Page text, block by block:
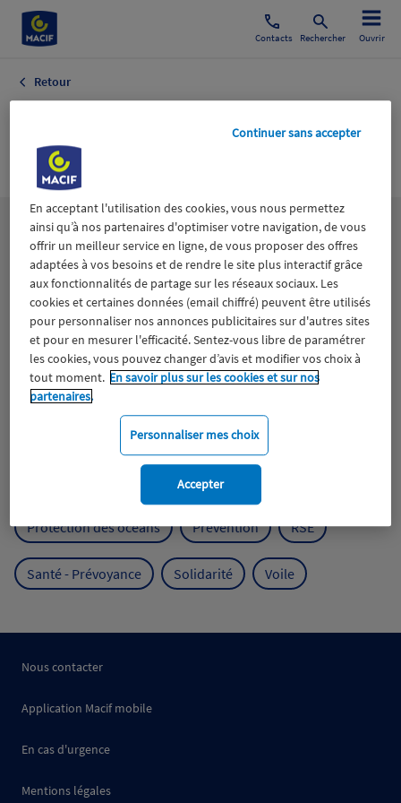
Contacts Rechercher Ouvrir
Retour
SPORT
Lesthématiques
Aidants Catastrophes naturelles Climat
Engagement Epargne ESS
Expérience clients Fondation Macif Jeunesse
Mutualisme
Protection de l'environnement
Protection des océans Prévention RSE
Santé - Prévoyance Solidarité Voile
Nous contacter
Application Macif mobile
En cas d'urgence
Mentions légales
En acceptant l'utilisation des cookies, vous nous permettez
ainsi qu’à nos partenaires d'optimiser votre navigation, de vous
offrir un meilleur service en ligne, de vous proposer des offres
adaptées à vos besoins et de rendre le site plus interactif grâce
aux fonctionnalités de partage sur les réseaux sociaux. Les
cookies et certaines données (email chiffré) peuvent être utilisés
pour personnaliser nos annonces publicitaires sur d'autres sites
et pour en mesurer l'efficacité. Sentez-vous libre de paramétrer
les cookies, vous pouvez changer d’avis et modifier vos choix à
tout moment. En savoir plus sur les cookies et sur nos
partenaires.
Personnaliser mes choix
Continuer sans accepter
Accepter